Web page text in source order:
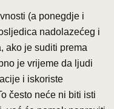
(a ponegdje i
nadolazećeg i
ako je suditi prema
je vrijeme da ljudi
i iskoriste
često neće ni biti isti